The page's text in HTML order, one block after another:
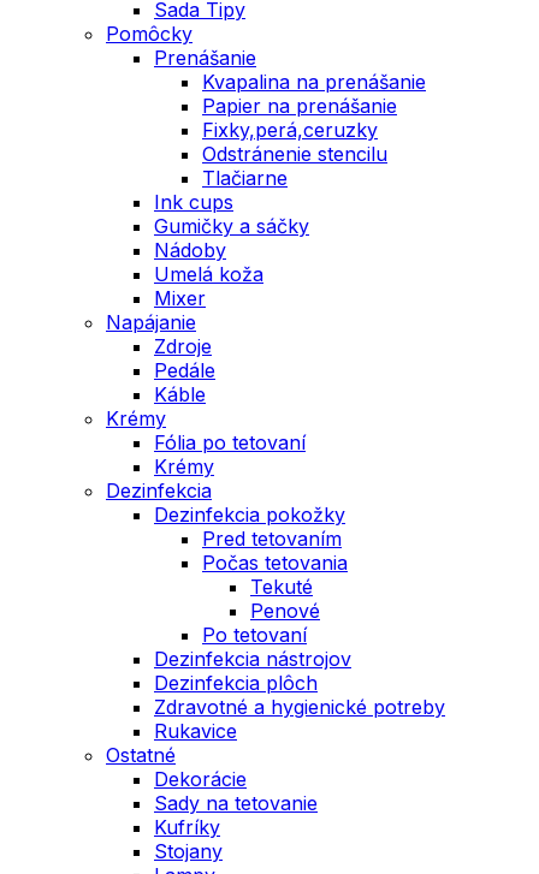
Sada Tipy
Pomôcky
Prenášanie
Kvapalina na prenášanie
Papier na prenášanie
Fixky,perá,ceruzky
Odstránenie stencilu
Tlačiarne
Ink cups
Gumičky a sáčky
Nádoby
Umelá koža
Mixer
Napájanie
Zdroje
Pedále
Káble
Krémy
Fólia po tetovaní
Krémy
Dezinfekcia
Dezinfekcia pokožky
Pred tetovaním
Počas tetovania
Tekuté
Penové
Po tetovaní
Dezinfekcia nástrojov
Dezinfekcia plôch
Zdravotné a hygienické potreby
Rukavice
Ostatné
Dekorácie
Sady na tetovanie
Kufríky
Stojany